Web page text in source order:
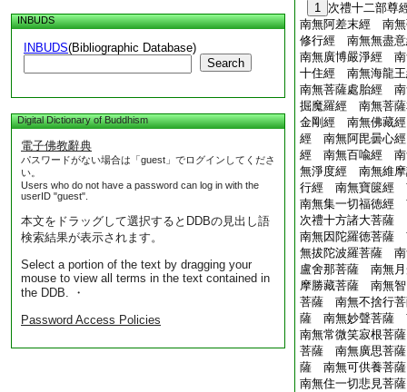
INBUDS
INBUDS(Bibliographic Database)
Search
Digital Dictionary of Buddhism
電子佛教辭典
パスワードがない場合は「guest」でログインしてくださ
い。
Users who do not have a password can log in with the
userID "guest".
本文をドラッグして選択するとDDBの見出し語
検索結果が表示されます。
Select a portion of the text by dragging your
mouse to view all terms in the text contained in
the DDB. ・
Password Access Policies
1 次禮十二部尊
南無阿差末經 南
修行經 南無無盡
南無廣博嚴淨經
十住經 南無海龍
南無菩薩處胎經
掘魔羅經 南無菩
金剛經 南無佛藏
經 南無阿毘曇心
經 南無百喩經 南
無淨度經 南無維
行經 南無寶篋經
南無集一切福徳經
次禮十方諸大菩薩
南無因陀羅徳菩
無拔陀波羅菩薩
盧舍那菩薩 南無
摩勝藏菩薩 南無
菩薩 南無不捨行
薩 南無妙聲菩薩
南無常微笑寂根菩
菩薩 南無廣思菩
薩 南無可供養菩
南無住一切悲見菩